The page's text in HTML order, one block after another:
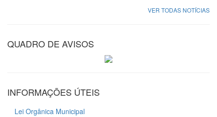
VER TODAS NOTÍCIAS
QUADRO DE AVISOS
INFORMAÇÕES ÚTEIS
Lei Orgânica Municipal